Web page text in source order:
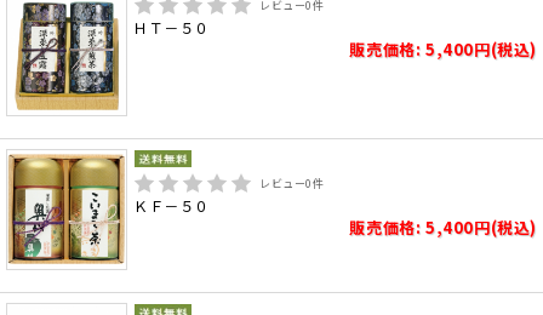
レビュー0件
ＨＴ－５０
販売価格: 5,400円(税込)
レビュー0件
ＫＦ－５０
販売価格: 5,400円(税込)